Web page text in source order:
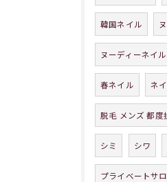
韓国ネイル
ヌーディーネイル
春ネイル ネ
脱毛 メンズ 都度
シミ シワ
プライベートサ